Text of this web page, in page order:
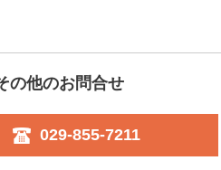
の他のお問合せ
029-855-7211